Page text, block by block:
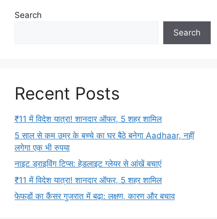
Search
Search
Recent Posts
₹11 में विदेश यात्रा! शानदार ऑफर, 5 शहर शामिल
5 साल से कम उम्र के बच्चे का घर बैठे बनेगा Aadhaar, नहीं
लगेगा एक भी रुपया
नाइट ड्राइविंग टिप्स: हेडलाइट ग्लेयर से आंखें बचाएं
₹11 में विदेश यात्रा! शानदार ऑफर, 5 शहर शामिल
फेफड़ों का कैंसर गुजरात में बढ़ा: लक्षण, कारण और बचाव